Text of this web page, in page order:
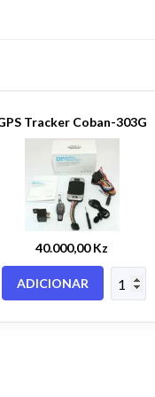
Tracker Coban-303G
40.000,00 Kz
ADICIONAR